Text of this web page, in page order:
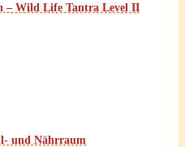
– Wild Life Tantra Level II
und Nährraum